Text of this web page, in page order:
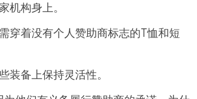
构身上。
穿着没有个人赞助商标志的T恤和短
备上保持灵活性。